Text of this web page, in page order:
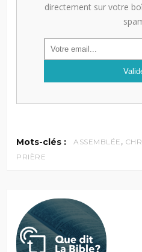
directement sur votre
Mots-clés : ASSEMBLÉE ,
PRIÈRE